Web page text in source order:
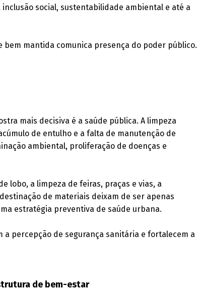
social, sustentabilidade ambiental e até a
bem mantida comunica presença do poder público.
mais decisiva é a saúde pública. A limpeza
de entulho e a falta de manutenção de
ambiental, proliferação de doenças e
lobo, a limpeza de feiras, praças e vias, a
de materiais deixam de ser apenas
estratégia preventiva de saúde urbana.
a percepção de segurança sanitária e fortalecem a
de bem-estar